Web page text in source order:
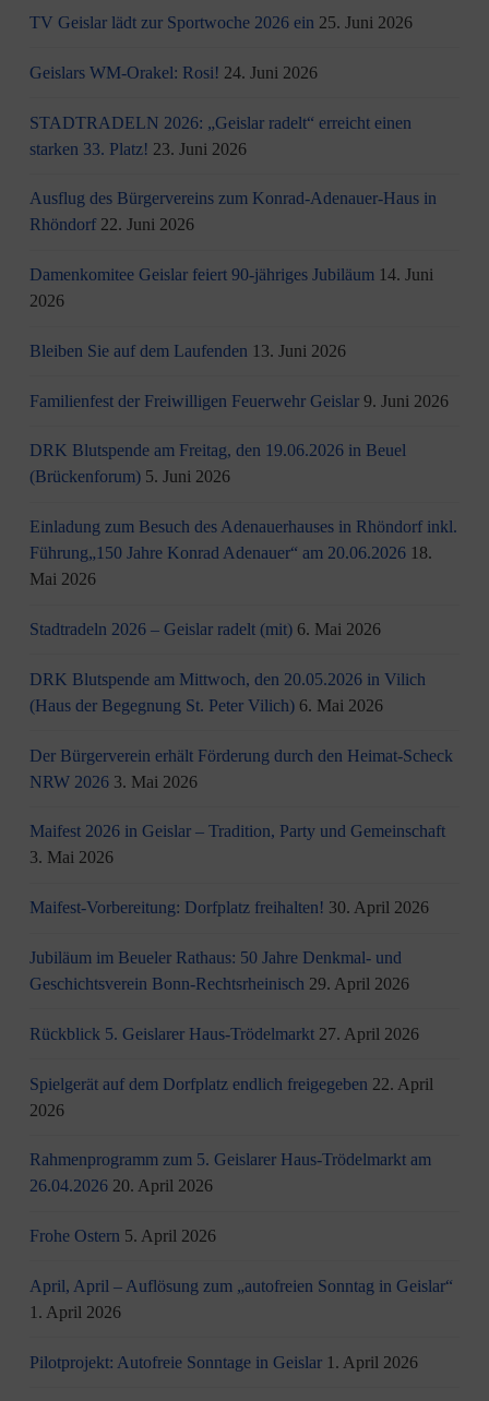
TV Geislar lädt zur Sportwoche 2026 ein 25. Juni 2026
Geislars WM-Orakel: Rosi! 24. Juni 2026
STADTRADELN 2026: „Geislar radelt“ erreicht einen
starken 33. Platz! 23. Juni 2026
Ausflug des Bürgervereins zum Konrad-Adenauer-Haus in
Rhöndorf 22. Juni 2026
Damenkomitee Geislar feiert 90-jähriges Jubiläum 14. Juni
2026
Bleiben Sie auf dem Laufenden 13. Juni 2026
Familienfest der Freiwilligen Feuerwehr Geislar 9. Juni 2026
DRK Blutspende am Freitag, den 19.06.2026 in Beuel
(Brückenforum) 5. Juni 2026
Einladung zum Besuch des Adenauerhauses in Rhöndorf inkl.
Führung„150 Jahre Konrad Adenauer“ am 20.06.2026 18.
Mai 2026
Stadtradeln 2026 – Geislar radelt (mit) 6. Mai 2026
DRK Blutspende am Mittwoch, den 20.05.2026 in Vilich
(Haus der Begegnung St. Peter Vilich) 6. Mai 2026
Der Bürgerverein erhält Förderung durch den Heimat-Scheck
NRW 2026 3. Mai 2026
Maifest 2026 in Geislar – Tradition, Party und Gemeinschaft
3. Mai 2026
Maifest-Vorbereitung: Dorfplatz freihalten! 30. April 2026
Jubiläum im Beueler Rathaus: 50 Jahre Denkmal- und
Geschichtsverein Bonn-Rechtsrheinisch 29. April 2026
Rückblick 5. Geislarer Haus-Trödelmarkt 27. April 2026
Spielgerät auf dem Dorfplatz endlich freigegeben 22. April
2026
Rahmenprogramm zum 5. Geislarer Haus-Trödelmarkt am
26.04.2026 20. April 2026
Frohe Ostern 5. April 2026
April, April – Auflösung zum „autofreien Sonntag in Geislar“
1. April 2026
Pilotprojekt: Autofreie Sonntage in Geislar 1. April 2026